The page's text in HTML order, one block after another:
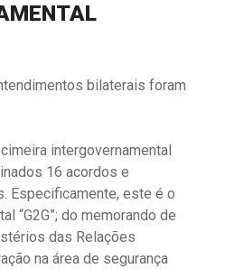
bilaterais foram
intergovernamental
16 acordos e
Especificamente, este é o
“G2G”; do memorando de
das Relações
na área de segurança